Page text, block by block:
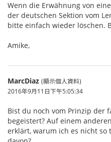
Wenn die Erwähnung von
der deutschen Sektion vom
bitte einfach wieder löschen.
Amike,
MarcDiaz (顯示個人資料)
2016年9月11日下午5:05:34
Bist du noch vom Prinzip der
begeistert? Auf einem
erklärt, warum ich es nicht so